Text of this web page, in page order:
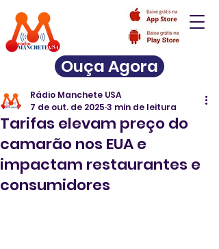
Ouça Agora
Tarifas elevam preço do
camarão nos EUA e
impactam restaurantes e
consumidores
Rádio Manchete USA
7 de out. de 2025 3 min de leitura